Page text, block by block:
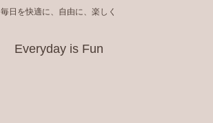
毎日を快適に、自由に、楽しく
Everyday is Fun